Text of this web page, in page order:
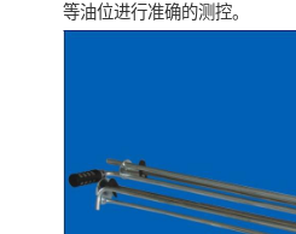
等油位进行准确的测控。